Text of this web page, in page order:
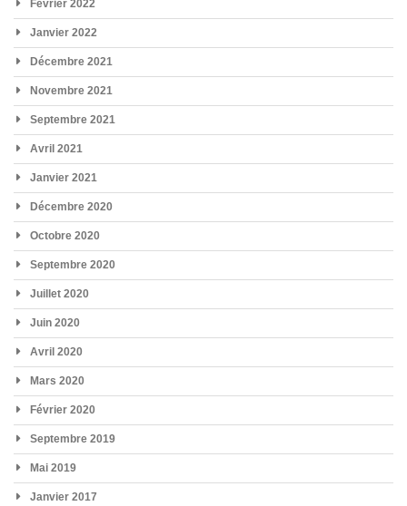
Février 2022
Janvier 2022
Décembre 2021
Novembre 2021
Septembre 2021
Avril 2021
Janvier 2021
Décembre 2020
Octobre 2020
Septembre 2020
Juillet 2020
Juin 2020
Avril 2020
Mars 2020
Février 2020
Septembre 2019
Mai 2019
Janvier 2017